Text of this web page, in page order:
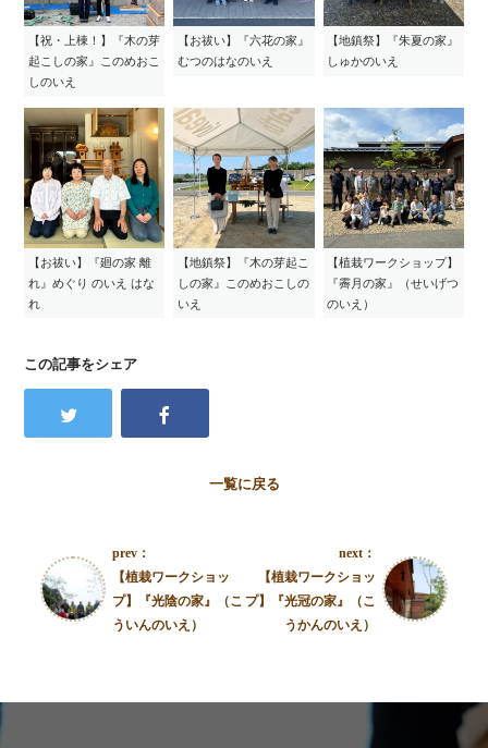
【祝・上棟！】『木の芽
起こしの家』このめおこ
しのいえ
【お祓い】『六花の家』
むつのはなのいえ
【地鎮祭】『朱夏の家』
しゅかのいえ
【お祓い】『廻の家 離
れ』めぐり のいえ はな
れ
【地鎮祭】『木の芽起こ
しの家』このめおこしの
いえ
【植栽ワークショップ】
『霽月の家』（せいげつ
のいえ）
この記事をシェア
一覧に戻る
prev：
【植栽ワークショッ
プ】『光陰の家』（こ
ういんのいえ）
next：
【植栽ワークショッ
プ】『光冠の家』（こ
うかんのいえ）